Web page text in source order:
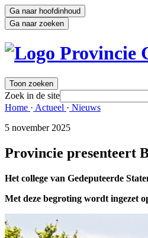
Ga naar hoofdinhoud
Ga naar zoeken
Toon zoeken
Zoek in de site
Home · Actueel · Nieuws
5 november 2025
Provincie presenteert
Het college van Gedeputeerde
Met deze begroting wordt ingezet